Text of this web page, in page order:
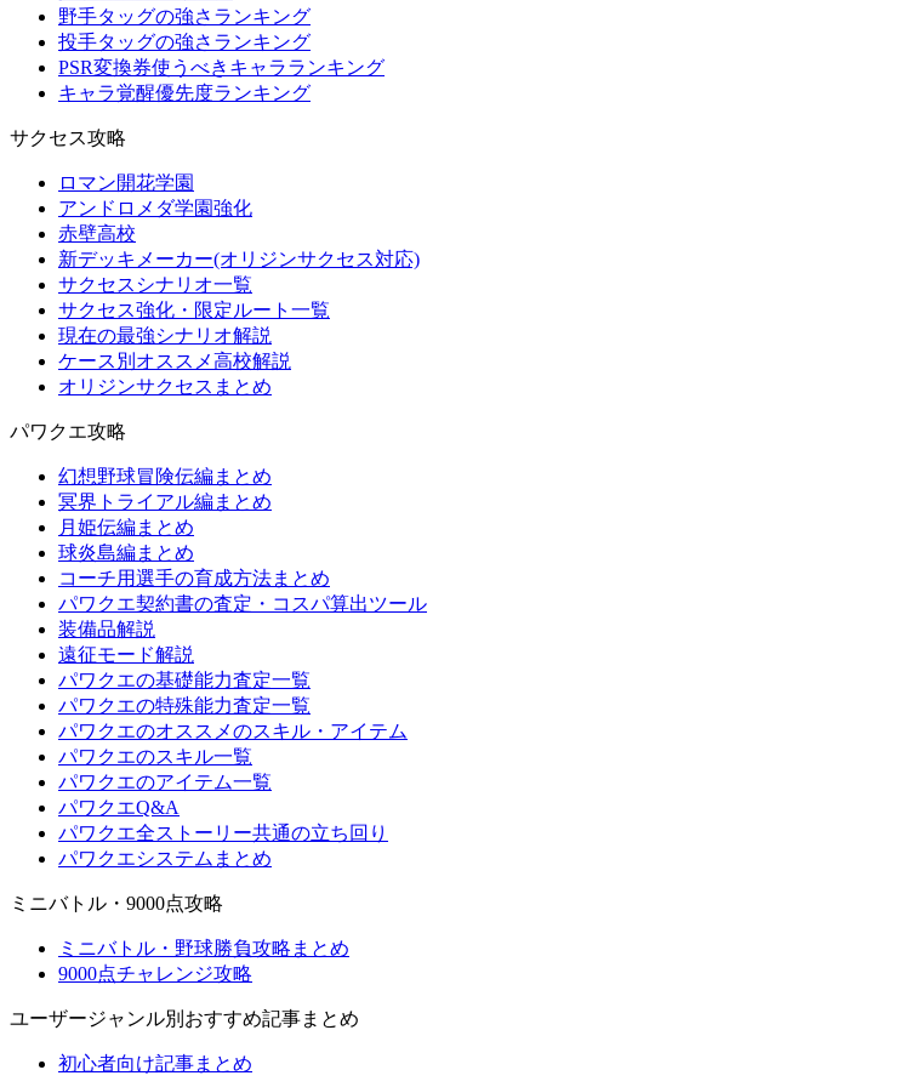
野手タッグの強さランキング
投手タッグの強さランキング
PSR変換券使うべきキャラランキング
キャラ覚醒優先度ランキング
サクセス攻略
ロマン開花学園
アンドロメダ学園強化
赤壁高校
新デッキメーカー(オリジンサクセス対応)
サクセスシナリオ一覧
サクセス強化・限定ルート一覧
現在の最強シナリオ解説
ケース別オススメ高校解説
オリジンサクセスまとめ
パワクエ攻略
幻想野球冒険伝編まとめ
冥界トライアル編まとめ
月姫伝編まとめ
球炎島編まとめ
コーチ用選手の育成方法まとめ
パワクエ契約書の査定・コスパ算出ツール
装備品解説
遠征モード解説
パワクエの基礎能力査定一覧
パワクエの特殊能力査定一覧
パワクエのオススメのスキル・アイテム
パワクエのスキル一覧
パワクエのアイテム一覧
パワクエQ&A
パワクエ全ストーリー共通の立ち回り
パワクエシステムまとめ
ミニバトル・9000点攻略
ミニバトル・野球勝負攻略まとめ
9000点チャレンジ攻略
ユーザージャンル別おすすめ記事まとめ
初心者向け記事まとめ